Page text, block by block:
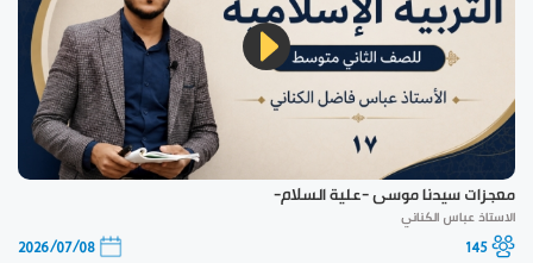
معجزات سيدنا موسى -علية السلام-
الاستاذ عباس الكناني
145
2026/07/08